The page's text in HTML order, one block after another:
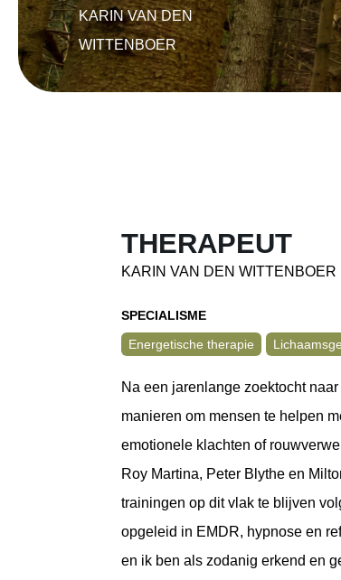
KARIN VAN DEN
WITTENBOER
THERAPEUT
KARIN VAN DEN WITTENBOER
SPECIALISME
Energetische therapie
Na een jarenlange zoektocht
manieren om mensen te helpen
emotionele klachten of
Roy Martina, Peter Blythe en
trainingen op dit vlak te blijven
opgeleid in EMDR, hypnose en
en ik ben als zodanig erkend en